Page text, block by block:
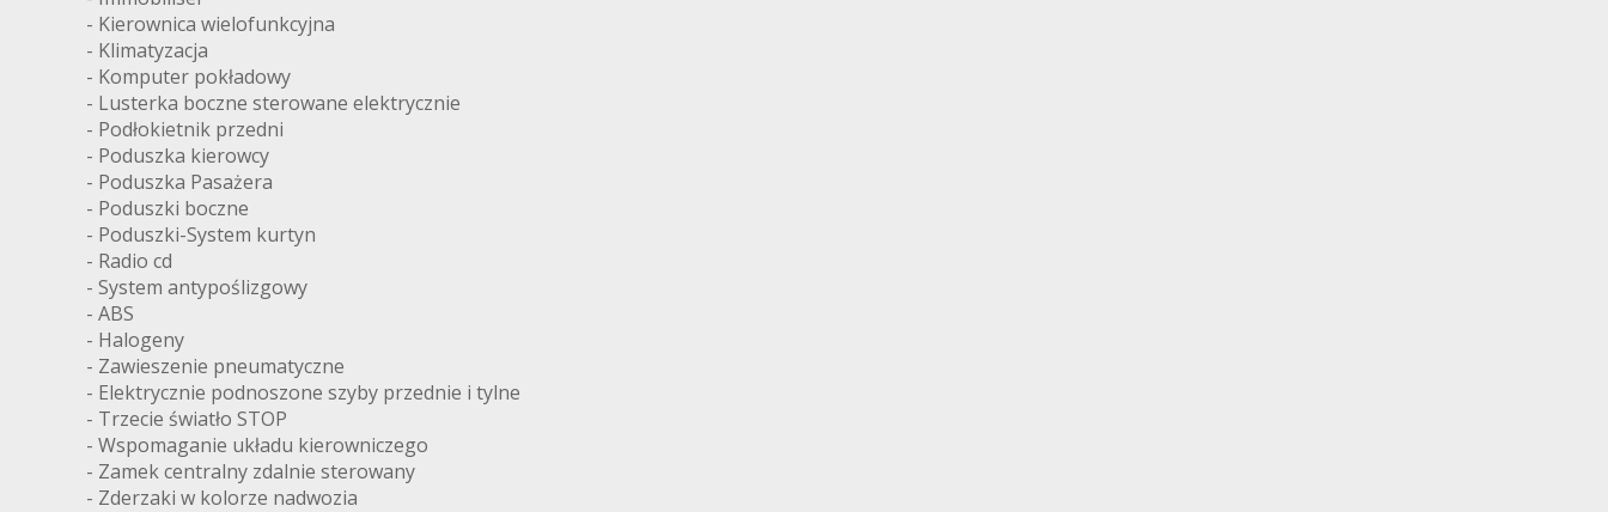
- Kierownica wielofunkcyjna
- Klimatyzacja
- Komputer pokładowy
- Lusterka boczne sterowane elektrycznie
- Podłokietnik przedni
- Poduszka kierowcy
- Poduszka Pasażera
- Poduszki boczne
- Poduszki-System kurtyn
- Radio cd
- System antypoślizgowy
- ABS
- Halogeny
- Zawieszenie pneumatyczne
- Elektrycznie podnoszone szyby przednie i tylne
- Trzecie światło STOP
- Wspomaganie układu kierowniczego
- Zamek centralny zdalnie sterowany
- Zderzaki w kolorze nadwozia